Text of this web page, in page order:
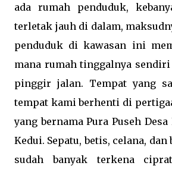
ada rumah penduduk,
terletak jauh di dalam,
penduduk di kawasan ini
mana rumah tinggalnya
pinggir jalan. Tempat yang
tempat kami berhenti di
yang bernama Pura Puseh
Kedui. Sepatu, betis, celana,
sudah banyak terkena